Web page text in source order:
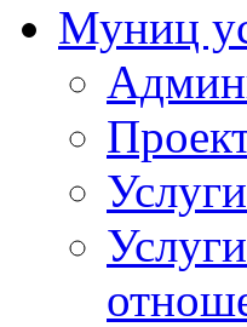
Муниц